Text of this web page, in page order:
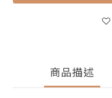
商品描述